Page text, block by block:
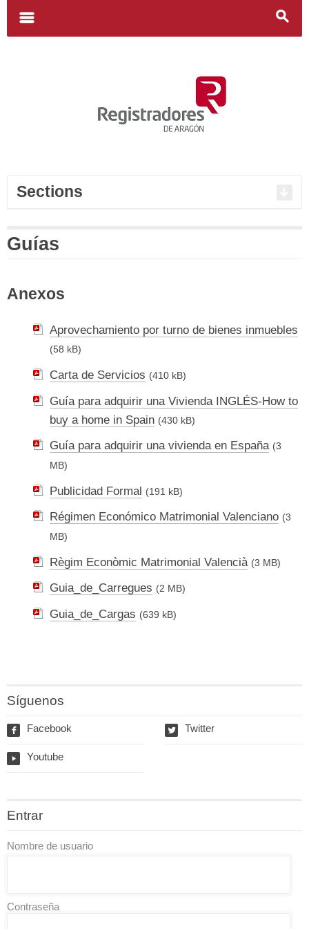
s
m
Sections
Guías
Anexos
Aprovechamiento por turno de bienes inmuebles
(58 kB)
Carta de Servicios (410 kB)
Guía para adquirir una Vivienda INGLÉS-How to
buy a home in Spain (430 kB)
Guía para adquirir una vivienda en España (3
MB)
Publicidad Formal (191 kB)
Régimen Económico Matrimonial Valenciano (3
MB)
Règim Econòmic Matrimonial Valencià (3 MB)
Guia_de_Carregues (2 MB)
Guia_de_Cargas (639 kB)
Síguenos
f Facebook w Twitter
y Youtube
Entrar
Nombre de usuario
Contraseña